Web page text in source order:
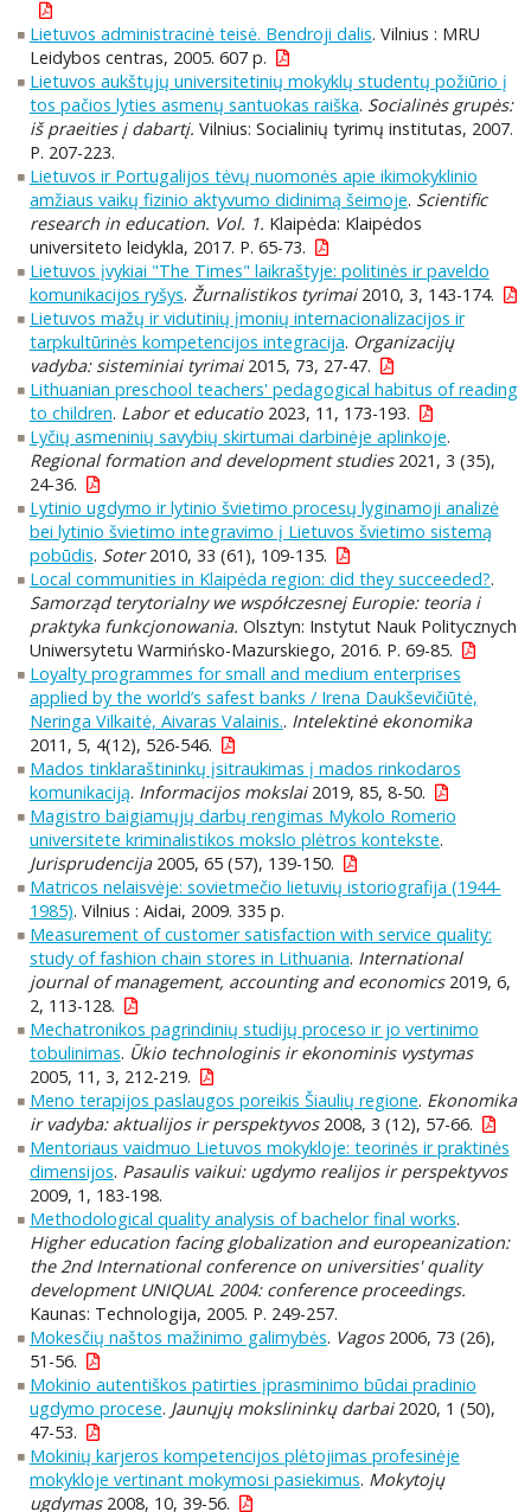
Lietuvos administracinė teisė. Bendroji dalis. Vilnius : MRU
Leidybos centras, 2005. 607 p.
Lietuvos aukštųjų universitetinių mokyklų studentų požiūrio į
tos pačios lyties asmenų santuokas raiška. Socialinės grupės:
iš praeities į dabartį. Vilnius: Socialinių tyrimų institutas, 2007.
P. 207-223.
Lietuvos ir Portugalijos tėvų nuomonės apie ikimokyklinio
amžiaus vaikų fizinio aktyvumo didinimą šeimoje. Scientific
research in education. Vol. 1. Klaipėda: Klaipėdos
universiteto leidykla, 2017. P. 65-73.
Lietuvos įvykiai "The Times" laikraštyje: politinės ir paveldo
komunikacijos ryšys. Žurnalistikos tyrimai2010, 3, 143-174.
Lietuvos mažų ir vidutinių įmonių internacionalizacijos ir
tarpkultūrinės kompetencijos integracija. Organizacijų
vadyba: sisteminiai tyrimai2015, 73, 27-47.
Lithuanian preschool teachers' pedagogical habitus of reading
to children. Labor et educatio2023, 11, 173-193.
Lyčių asmeninių savybių skirtumai darbinėje aplinkoje.
Regional formation and development studies2021, 3 (35),
24-36.
Lytinio ugdymo ir lytinio švietimo procesų lyginamoji analizė
bei lytinio švietimo integravimo į Lietuvos švietimo sistemą
pobūdis. Soter2010, 33 (61), 109-135.
Local communities in Klaipėda region: did they succeeded?.
Samorząd terytorialny we współczesnej Europie: teoria i
praktyka funkcjonowania. Olsztyn: Instytut Nauk Politycznych
Uniwersytetu Warmińsko-Mazurskiego, 2016. P. 69-85.
Loyalty programmes for small and medium enterprises
applied by the world’s safest banks / Irena Daukševičiūtė,
Neringa Vilkaitė, Aivaras Valainis.. Intelektinė ekonomika
2011, 5, 4(12), 526-546.
Mados tinklaraštininkų įsitraukimas į mados rinkodaros
komunikaciją. Informacijos mokslai2019, 85, 8-50.
Magistro baigiamųjų darbų rengimas Mykolo Romerio
universitete kriminalistikos mokslo plėtros kontekste.
Jurisprudencija2005, 65 (57), 139-150.
Matricos nelaisvėje: sovietmečio lietuvių istoriografija (1944-
1985). Vilnius : Aidai, 2009. 335 p.
Measurement of customer satisfaction with service quality:
study of fashion chain stores in Lithuania. International
journal of management, accounting and economics2019, 6,
2, 113-128.
Mechatronikos pagrindinių studijų proceso ir jo vertinimo
tobulinimas. Ūkio technologinis ir ekonominis vystymas
2005, 11, 3, 212-219.
Meno terapijos paslaugos poreikis Šiaulių regione. Ekonomika
ir vadyba: aktualijos ir perspektyvos2008, 3 (12), 57-66.
Mentoriaus vaidmuo Lietuvos mokykloje: teorinės ir praktinės
dimensijos. Pasaulis vaikui: ugdymo realijos ir perspektyvos
2009, 1, 183-198.
Methodological quality analysis of bachelor final works.
Higher education facing globalization and europeanization:
the 2nd International conference on universities' quality
development UNIQUAL 2004: conference proceedings.
Kaunas: Technologija, 2005. P. 249-257.
Mokesčių naštos mažinimo galimybės. Vagos2006, 73 (26),
51-56.
Mokinio autentiškos patirties įprasminimo būdai pradinio
ugdymo procese. Jaunųjų mokslininkų darbai2020, 1 (50),
47-53.
Mokinių karjeros kompetencijos plėtojimas profesinėje
mokykloje vertinant mokymosi pasiekimus. Mokytojų
ugdymas2008, 10, 39-56.